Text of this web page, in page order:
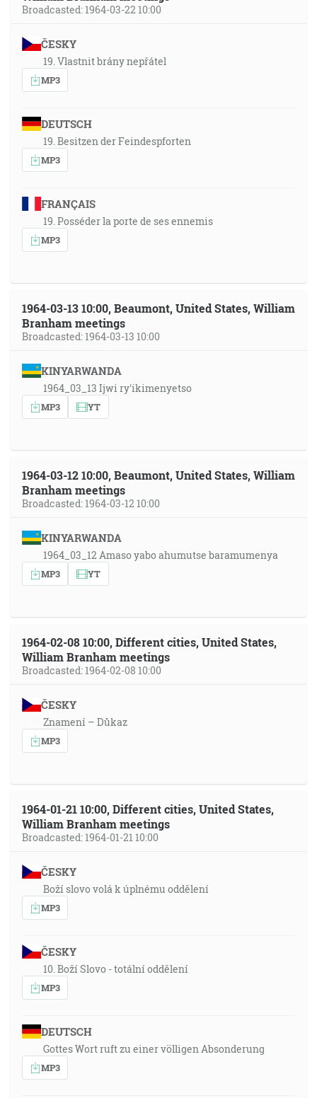
Broadcasted: 1964-03-22 10:00
ČESKY
19. Vlastnit brány nepřátel
MP3
DEUTSCH
19. Besitzen der Feindespforten
MP3
FRANÇAIS
19. Posséder la porte de ses ennemis
MP3
1964-03-13 10:00, Beaumont, United States, William
Branham meetings
Broadcasted: 1964-03-13 10:00
KINYARWANDA
1964_03_13 Ijwi ry'ikimenyetso
MP3 YT
1964-03-12 10:00, Beaumont, United States, William
Branham meetings
Broadcasted: 1964-03-12 10:00
KINYARWANDA
1964_03_12 Amaso yabo ahumutse baramumenya
MP3 YT
1964-02-08 10:00, Different cities, United States,
William Branham meetings
Broadcasted: 1964-02-08 10:00
ČESKY
Znamení – Důkaz
MP3
1964-01-21 10:00, Different cities, United States,
William Branham meetings
Broadcasted: 1964-01-21 10:00
ČESKY
Boží slovo volá k úplnému oddělení
MP3
ČESKY
10. Boží Slovo - totální oddělení
MP3
DEUTSCH
Gottes Wort ruft zu einer völligen Absonderung
MP3